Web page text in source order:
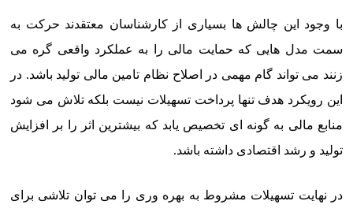
با وجود این چالش ها بسیاری از کارشناسان معتقدند حرکت به
سمت مدل هایی که حمایت مالی را به عملکرد واقعی گره می
زنند می تواند گام مهمی در اصلاح نظام تامین مالی تولید باشد. در
این رویکرد هدف تنها پرداخت تسهیلات نیست بلکه تلاش می شود
منابع مالی به گونه ای تخصیص یابد که بیشترین اثر را بر افزایش
تولید و رشد اقتصادی داشته باشد.
در نهایت تسهیلات مشروط به بهره وری را می توان تلاشی برای